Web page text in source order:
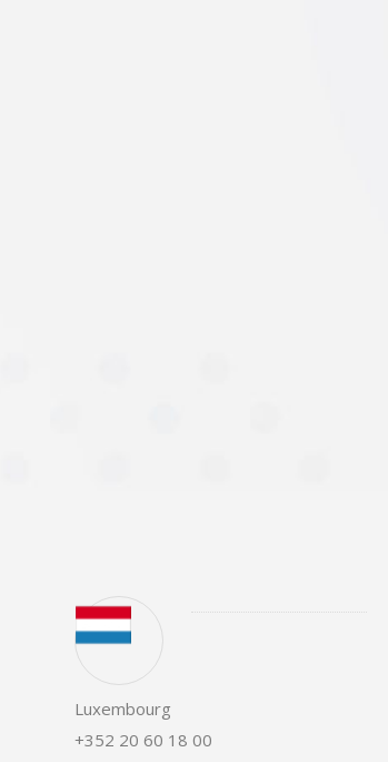
Luxembourg
+352 20 60 18 00